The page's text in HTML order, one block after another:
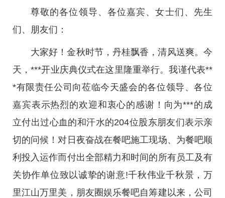
尊敬的各位领导、各位嘉宾、女士们、先生
们、朋友们：
大家好！金秋时节，丹桂飘香，清风送爽。今
天，***开业庆典仪式在这里隆重举行。我谨代表**
*有限责任公司向莅临今天盛会的各位领导、各位
嘉宾表示热烈的欢迎和衷心的感谢！向为***的成
立付出过心血的和汗水的204位股东朋友们表示亲
切的问候！对日夜奋战在餐吧施工现场、为餐吧顺
利投入运作而付出全部精力和时间的所有员工及有
关协作单位致以诚挚的谢意!千秋伟业千秋景，万
里江山万里美，朋友圈娱乐餐吧自筹建以来，公司